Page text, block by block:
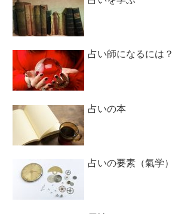
占い師になるには？
占いの本
占いの要素（氣学）